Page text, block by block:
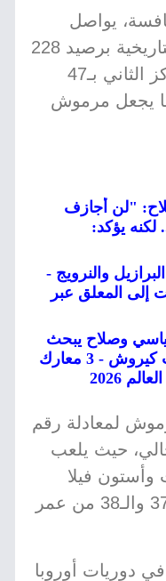
يواصل
محمد صلاح تصدر القائمة التاريخية برصيد 228
هدفًا، فيما يحتل زيدان المركز الثاني بـ47
ما يجعل مرموش
"لن أجازف
لكنه يؤكد:
والنرويج -
إلى المعلق عبر
وصلاح يبحث
عن التاريخ ودياز يتحدى تكتيكات كيروش - 3 معارك
لمعادلة رقم
حيث يلعب
فيلا
ضمن منافسات الجولتين الـ37 والـ38 من عمر
دوريات أوروبا